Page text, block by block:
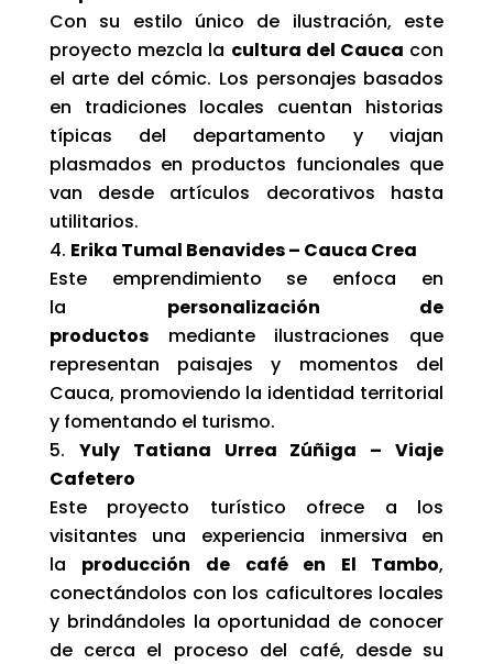
Con su estilo único de ilustración, este
proyecto mezcla la cultura del Cauca con
el arte del cómic. Los personajes basados
en tradiciones locales cuentan historias
típicas del departamento y viajan
plasmados en productos funcionales que
van desde artículos decorativos hasta
utilitarios.
Erika Tumal Benavides – Cauca Crea
Este emprendimiento se enfoca en
la personalización de
productosmediante ilustraciones que
representan paisajes y momentos del
Cauca, promoviendo la identidad territorial
y fomentando el turismo.
Yuly Tatiana Urrea Zúñiga – Viaje
Cafetero
Este proyecto turístico ofrece a los
visitantes una experiencia inmersiva en
la producción de café en El Tambo,
conectándolos con los caficultores locales
y brindándoles la oportunidad de conocer
de cerca el proceso del café, desde su